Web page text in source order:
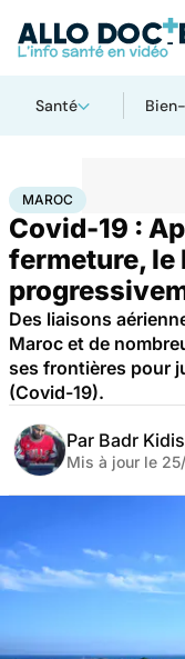
Santé
AccueilSanté
MAROC
Covid-19 :
fermeture, le
Des liaisons
Maroc et de
ses frontières pour
(Covid-19).
Par Badr
Mis à jour le